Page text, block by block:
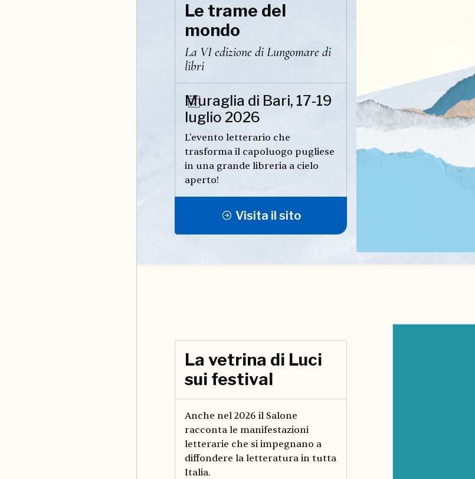
Le trame del
mondo
La VI edizione di Lungomare di
libri
Muraglia di Bari, 17-19
luglio 2026
L'evento letterario che
trasforma il capoluogo pugliese
in una grande libreria a cielo
aperto!
Visita il sito
La vetrina di Luci
sui festival
Anche nel 2026 il Salone
racconta le manifestazioni
letterarie che si impegnano a
diffondere la letteratura in tutta
Italia.